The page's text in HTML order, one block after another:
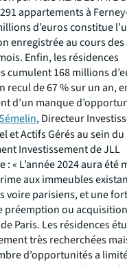
appartements à
d’euros constitue
enregistrée au cours des
Enfin, les résidences
cumulent 168 millions
recul de 67 % sur un an,
d’un manque
, Directeur
et Actifs Gérés au sein du
Investissement de JLL
:« L’année 2024 aura été
aux immeubles
voire parisiens, et une
préemption ou
Paris. Les résidences
très recherchées
d’opportunités a